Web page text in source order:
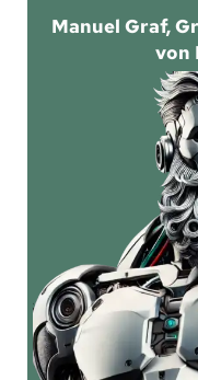
Manuel Graf,
von